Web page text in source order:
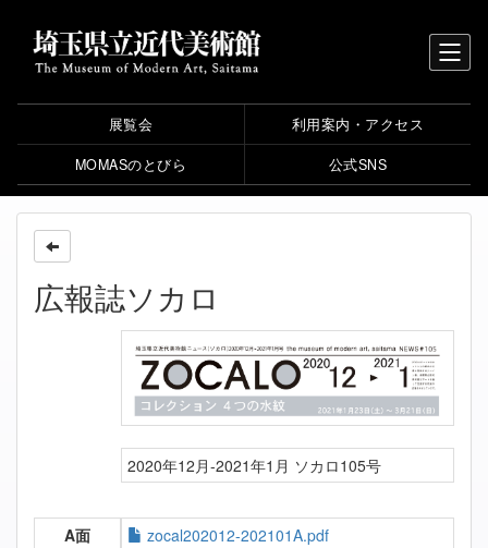
展覧会 利用案内・アクセス
MOMASのとびら 公式SNS
広報誌ソカロ
2020年12月-2021年1月 ソカロ105号
A面
zocal202012-202101A.pdf